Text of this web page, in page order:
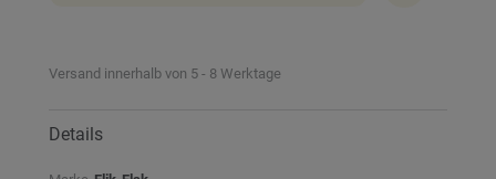
Versand innerhalb von 5 - 8 Werktage
Details